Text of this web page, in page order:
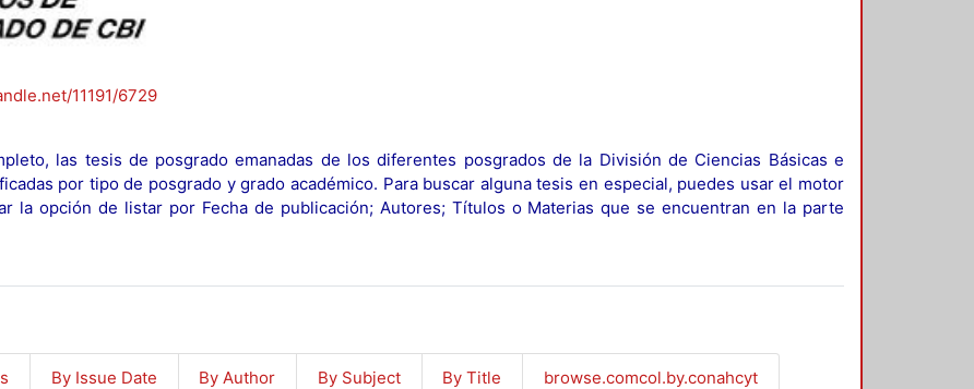
11191/6729
las tesis de posgrado emanadas de los diferentes posgrados de la División de Ciencias Básicas e
por tipo de posgrado y grado académico. Para buscar alguna tesis en especial, puedes usar el motor
la opción de listar por Fecha de publicación; Autores; Títulos o Materias que se encuentran en la parte
By Issue Date By Author By Subject By Title browse.comcol.by.conahcyt